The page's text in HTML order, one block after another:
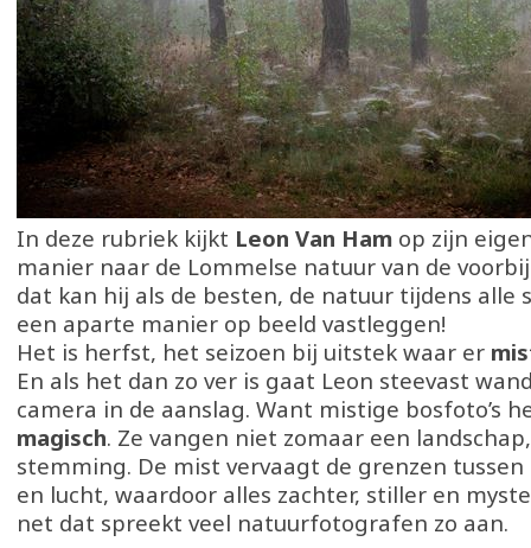
In deze rubriek kijkt Leon Van Ham op zijn
manier naar de Lommelse natuur van de
dat kan hij als de besten, de natuur tijdens alle
een aparte manier op beeld vastleggen!
Het is herfst, het seizoen bij uitstek waar er
En als het dan zo ver is gaat Leon steevast
camera in de aanslag. Want mistige bosfoto’s
magisch. Ze vangen niet zomaar een
stemming. De mist vervaagt de grenzen
en lucht, waardoor alles zachter, stiller en
net dat spreekt veel natuurfotografen zo aan.